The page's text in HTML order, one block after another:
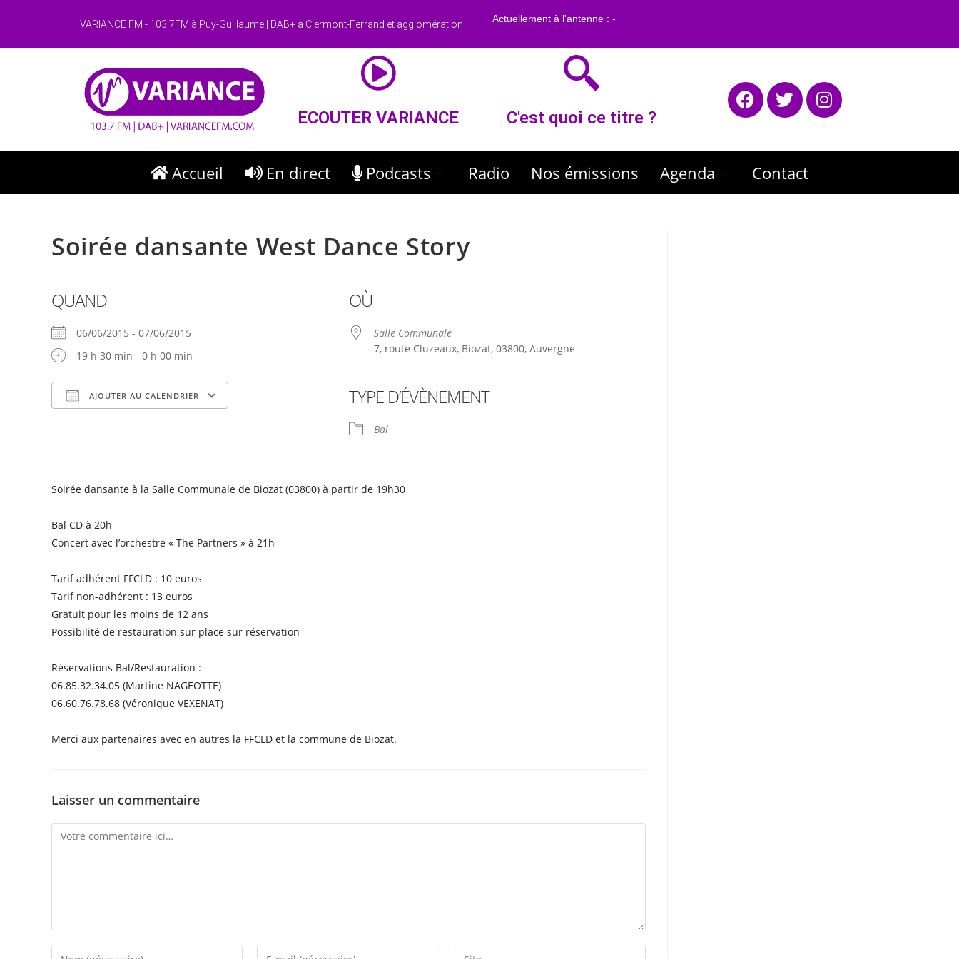
VARIANCE FM - 103.7FM à Puy-Guillaume | DAB+ à Clermont-Ferrand et agglomération
ECOUTER VARIANCE C'est quoi ce titre ?
Accueil En direct Podcasts Radio Nos émissions Agenda Contact
Soirée dansante West Dance Story
QUAND
06/06/2015 - 07/06/2015
19 h 30 min - 0 h 00 min
AJOUTER AU CALENDRIER
OÙ
Salle Communale
7, route Cluzeaux, Biozat, 03800, Auvergne
TYPE D’ÉVÈNEMENT
Bal
Soirée dansante à la Salle Communale de Biozat (03800) à partir de 19h30
Bal CD à 20h
Concert avec l’orchestre « The Partners » à 21h
Tarif adhérent FFCLD : 10 euros
Tarif non-adhérent : 13 euros
Gratuit pour les moins de 12 ans
Possibilité de restauration sur place sur réservation
Réservations Bal/Restauration :
06.85.32.34.05 (Martine NAGEOTTE)
06.60.76.78.68 (Véronique VEXENAT)
Merci aux partenaires avec en autres la FFCLD et la commune de Biozat.
Laisser un commentaire